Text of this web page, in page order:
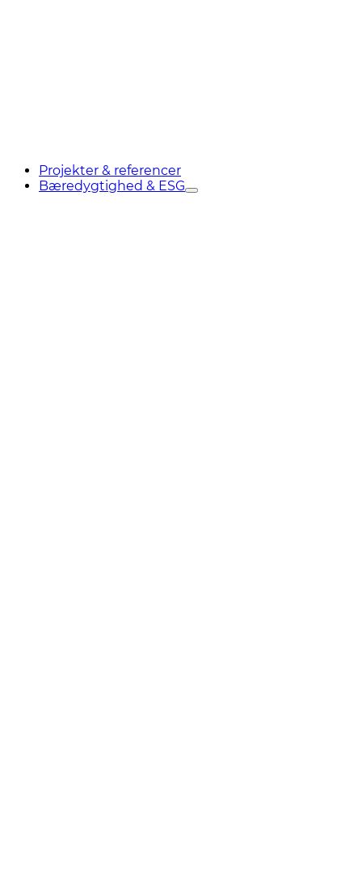
Projekter & referencer
Bæredygtighed & ESG